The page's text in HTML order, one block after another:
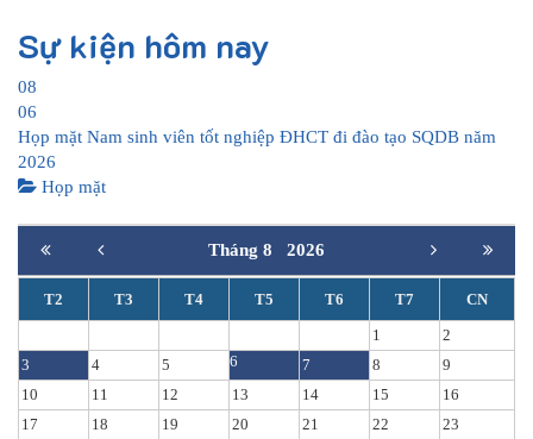
Sự kiện hôm nay
08
06
Họp mặt Nam sinh viên tốt nghiệp ĐHCT đi đào tạo SQDB năm
2026
Họp mặt
Tháng 8 2026
T2 T3 T4 T5 T6 T7
CN
1
2
3
4 5 6 7 8
9
10
11 12 13 14 15
16
17
18 19 20 21 22
23